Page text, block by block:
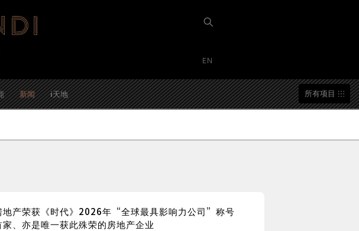
EN
新闻 i天地 所有项目
地产荣获《时代》2026年“全球最具影响力公司”称号
家、亦是唯一获此殊荣的房地产企业